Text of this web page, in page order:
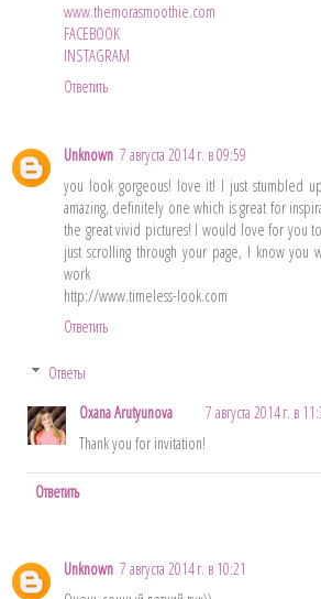
www.themorasmoothie.com
FACEBOOK
INSTAGRAM
Ответить
Unknown 7 августа 2014 г. в 09:59
you look gorgeous! love it! I just stumbled
amazing, definitely one which is great for
the great vivid pictures! I would love for you
just scrolling through your page, I know
work
http://www.timeless-look.com
Ответить
Ответы
Oxana Arutyunova
7 августа 2014 г. в
Thank you for invitation!
Ответить
Unknown 7 августа 2014 г. в 10:21